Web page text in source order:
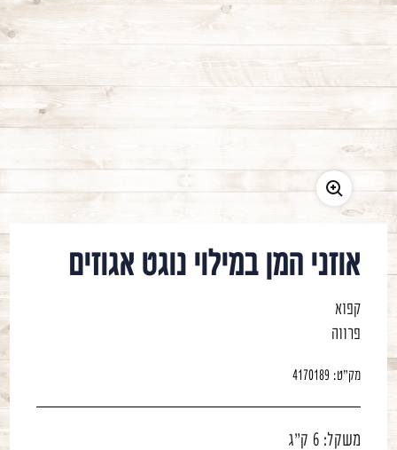
משתמש חדש/אורח
אוזני המן במילוי נוגט אגוזים
קפוא
פרווה
מק"ט:4170189
משקל:6 ק"ג